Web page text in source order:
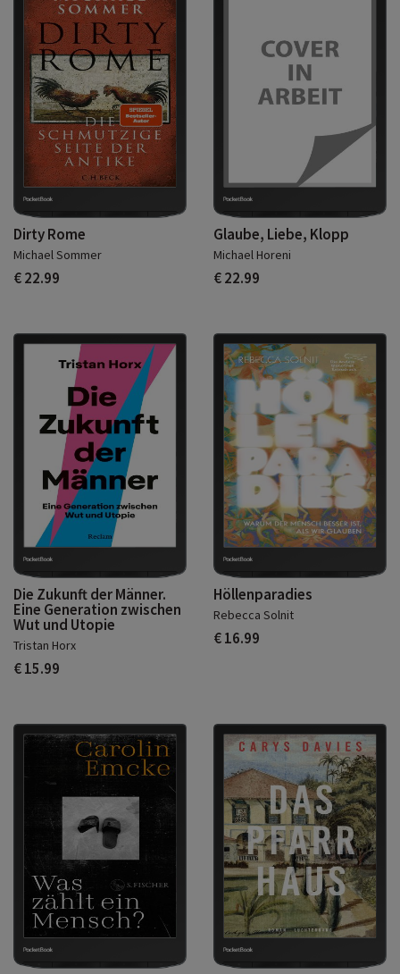
Dirty Rome
Michael Sommer
€ 22.99
Glaube, Liebe, Klopp
Michael Horeni
€ 22.99
Die Zukunft der Männer.
Eine Generation zwischen
Wut und Utopie
Tristan Horx
€ 15.99
Höllenparadies
Rebecca Solnit
€ 16.99